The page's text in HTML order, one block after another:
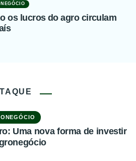
os lucros do agro circulam
Uma nova forma de investir